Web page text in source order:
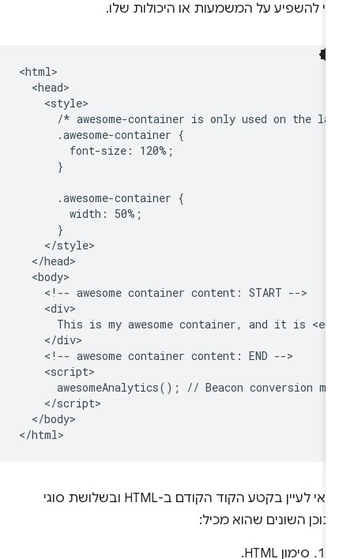
להשפיע על המשמעות או היכולות שלו.
<html>
  <head>
    <style>
/* awesome-container is only used on the
      .awesome-container {
        font-size: 120%;
      }
      .awesome-container {
        width: 50%;
      }
    </style>
  </head>
  <body>
    <!-- awesome container content: START -->
    <div>
This is my awesome container, and it is
    </div>
    <!-- awesome container content: END -->
    <script>
awesomeAnalytics(); // Beacon conversion
    </script>
  </body>
כדאי לעיין בקטע הקוד הקודם ב-HTML ובשלושת סוגי
השונים שהוא מכיל:
סימון HTML.